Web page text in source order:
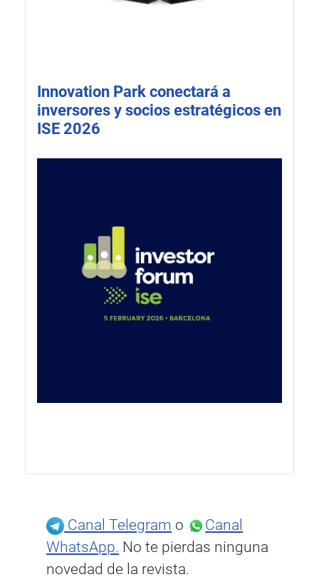
Innovation Park conectará a
inversores y socios estratégicos en
ISE 2026
Canal Telegram o
Canal
WhatsApp. No te pierdas ninguna
novedad de la revista.